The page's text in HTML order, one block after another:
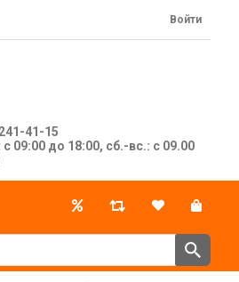
41-15
с 09:00 до 18:00, сб.-вс.: с 09.00
Войти